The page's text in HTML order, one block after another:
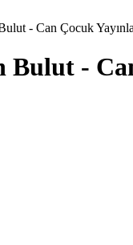
- Can Çocuk
-